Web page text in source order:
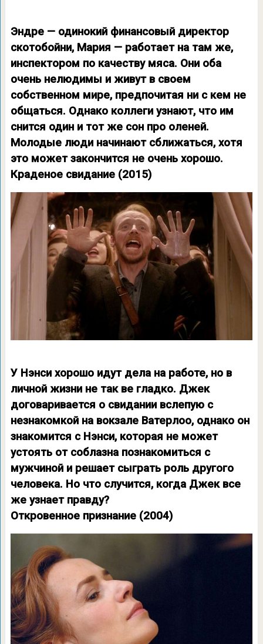
Эндре — одинокий финансовый директор
скотобойни, Мария — работает на там же,
инспектором по качеству мяса. Они оба
очень нелюдимы и живут в своем
собственном мире, предпочитая ни с кем не
общаться. Однако коллеги узнают, что им
снится один и тот же сон про оленей.
Молодые люди начинают сближаться, хотя
это может закончится не очень хорошо.
Краденое свидание (2015)
У Нэнси хорошо идут дела на работе, но в
личной жизни не так ве гладко. Джек
договаривается о свидании вслепую с
незнакомкой на вокзале Ватерлоо, однако он
знакомится с Нэнси, которая не может
устоять от соблазна познакомиться с
мужчиной и решает сыграть роль другого
человека. Но что случится, когда Джек все
же узнает правду?
Откровенное признание (2004)